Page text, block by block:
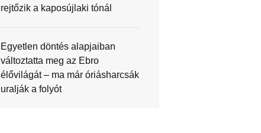
rejtőzik a kaposújlaki tónál
Egyetlen döntés alapjaiban
változtatta meg az Ebro
élővilágát – ma már óriásharcsák
uralják a folyót